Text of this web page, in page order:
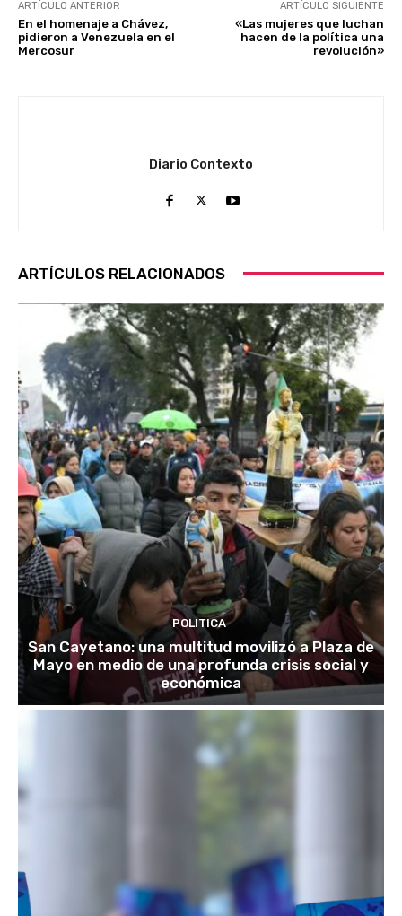
ARTÍCULO ANTERIOR
En el homenaje a Chávez,
pidieron a Venezuela en el
Mercosur
ARTÍCULO SIGUIENTE
«Las mujeres que luchan
hacen de la política una
revolución»
Diario Contexto
ARTÍCULOS RELACIONADOS
POLITICA
San Cayetano: una multitud movilizó a Plaza de
Mayo en medio de una profunda crisis social y
económica